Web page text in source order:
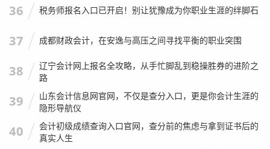
36 税务师报名入口已开启！别让犹豫成为你职业生涯的绊脚石
37 成都财政会计，在安逸与高压之间寻找平衡的职业突围
38
辽宁会计网上报名全攻略，从手忙脚乱到稳操胜券的进阶之
路
39
山东会计信息网官网，不仅是查分入口，更是你会计生涯的
隐形导航仪
40
会计初级成绩查询入口官网，查分前的焦虑与拿到证书后的
真实人生